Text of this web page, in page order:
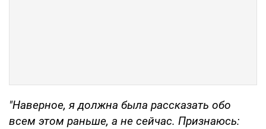
"Наверное, я должна была рассказать обо
всем этом раньше, а не сейчас. Признаюсь: